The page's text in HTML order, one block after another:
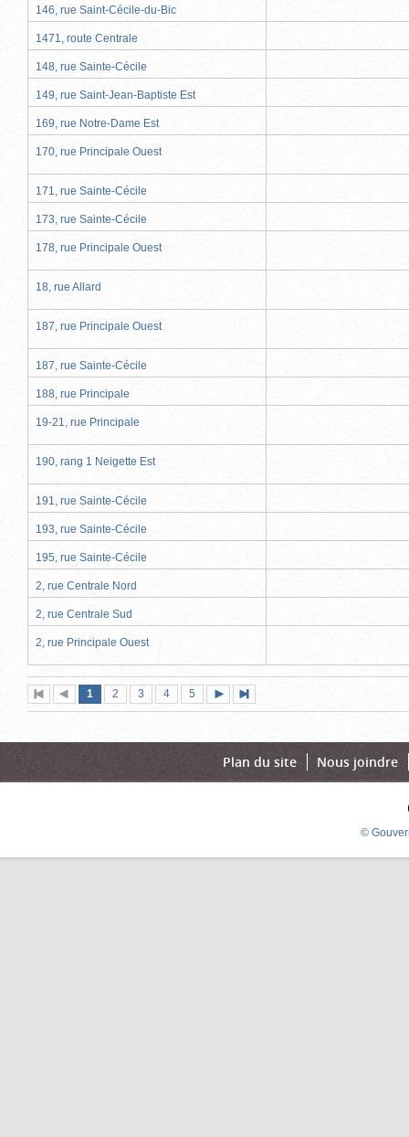
146, rue Saint-Cécile-du-Bic
1471, route Centrale
148, rue Sainte-Cécile
149, rue Saint-Jean-Baptiste Est
169, rue Notre-Dame Est
170, rue Principale Ouest
171, rue Sainte-Cécile
173, rue Sainte-Cécile
178, rue Principale Ouest
18, rue Allard
187, rue Principale Ouest
187, rue Sainte-Cécile
188, rue Principale
19-21, rue Principale
190, rang 1 Neigette Est
191, rue Sainte-Cécile
193, rue Sainte-Cécile
195, rue Sainte-Cécile
2, rue Centrale Nord
2, rue Centrale Sud
2, rue Principale Ouest
Première
page
Page
précédente
Page
1 (page
actuelle)
Page
2 Page
3 Page
4 Page
5
suivante
page
Plan du site Nous joindre
©